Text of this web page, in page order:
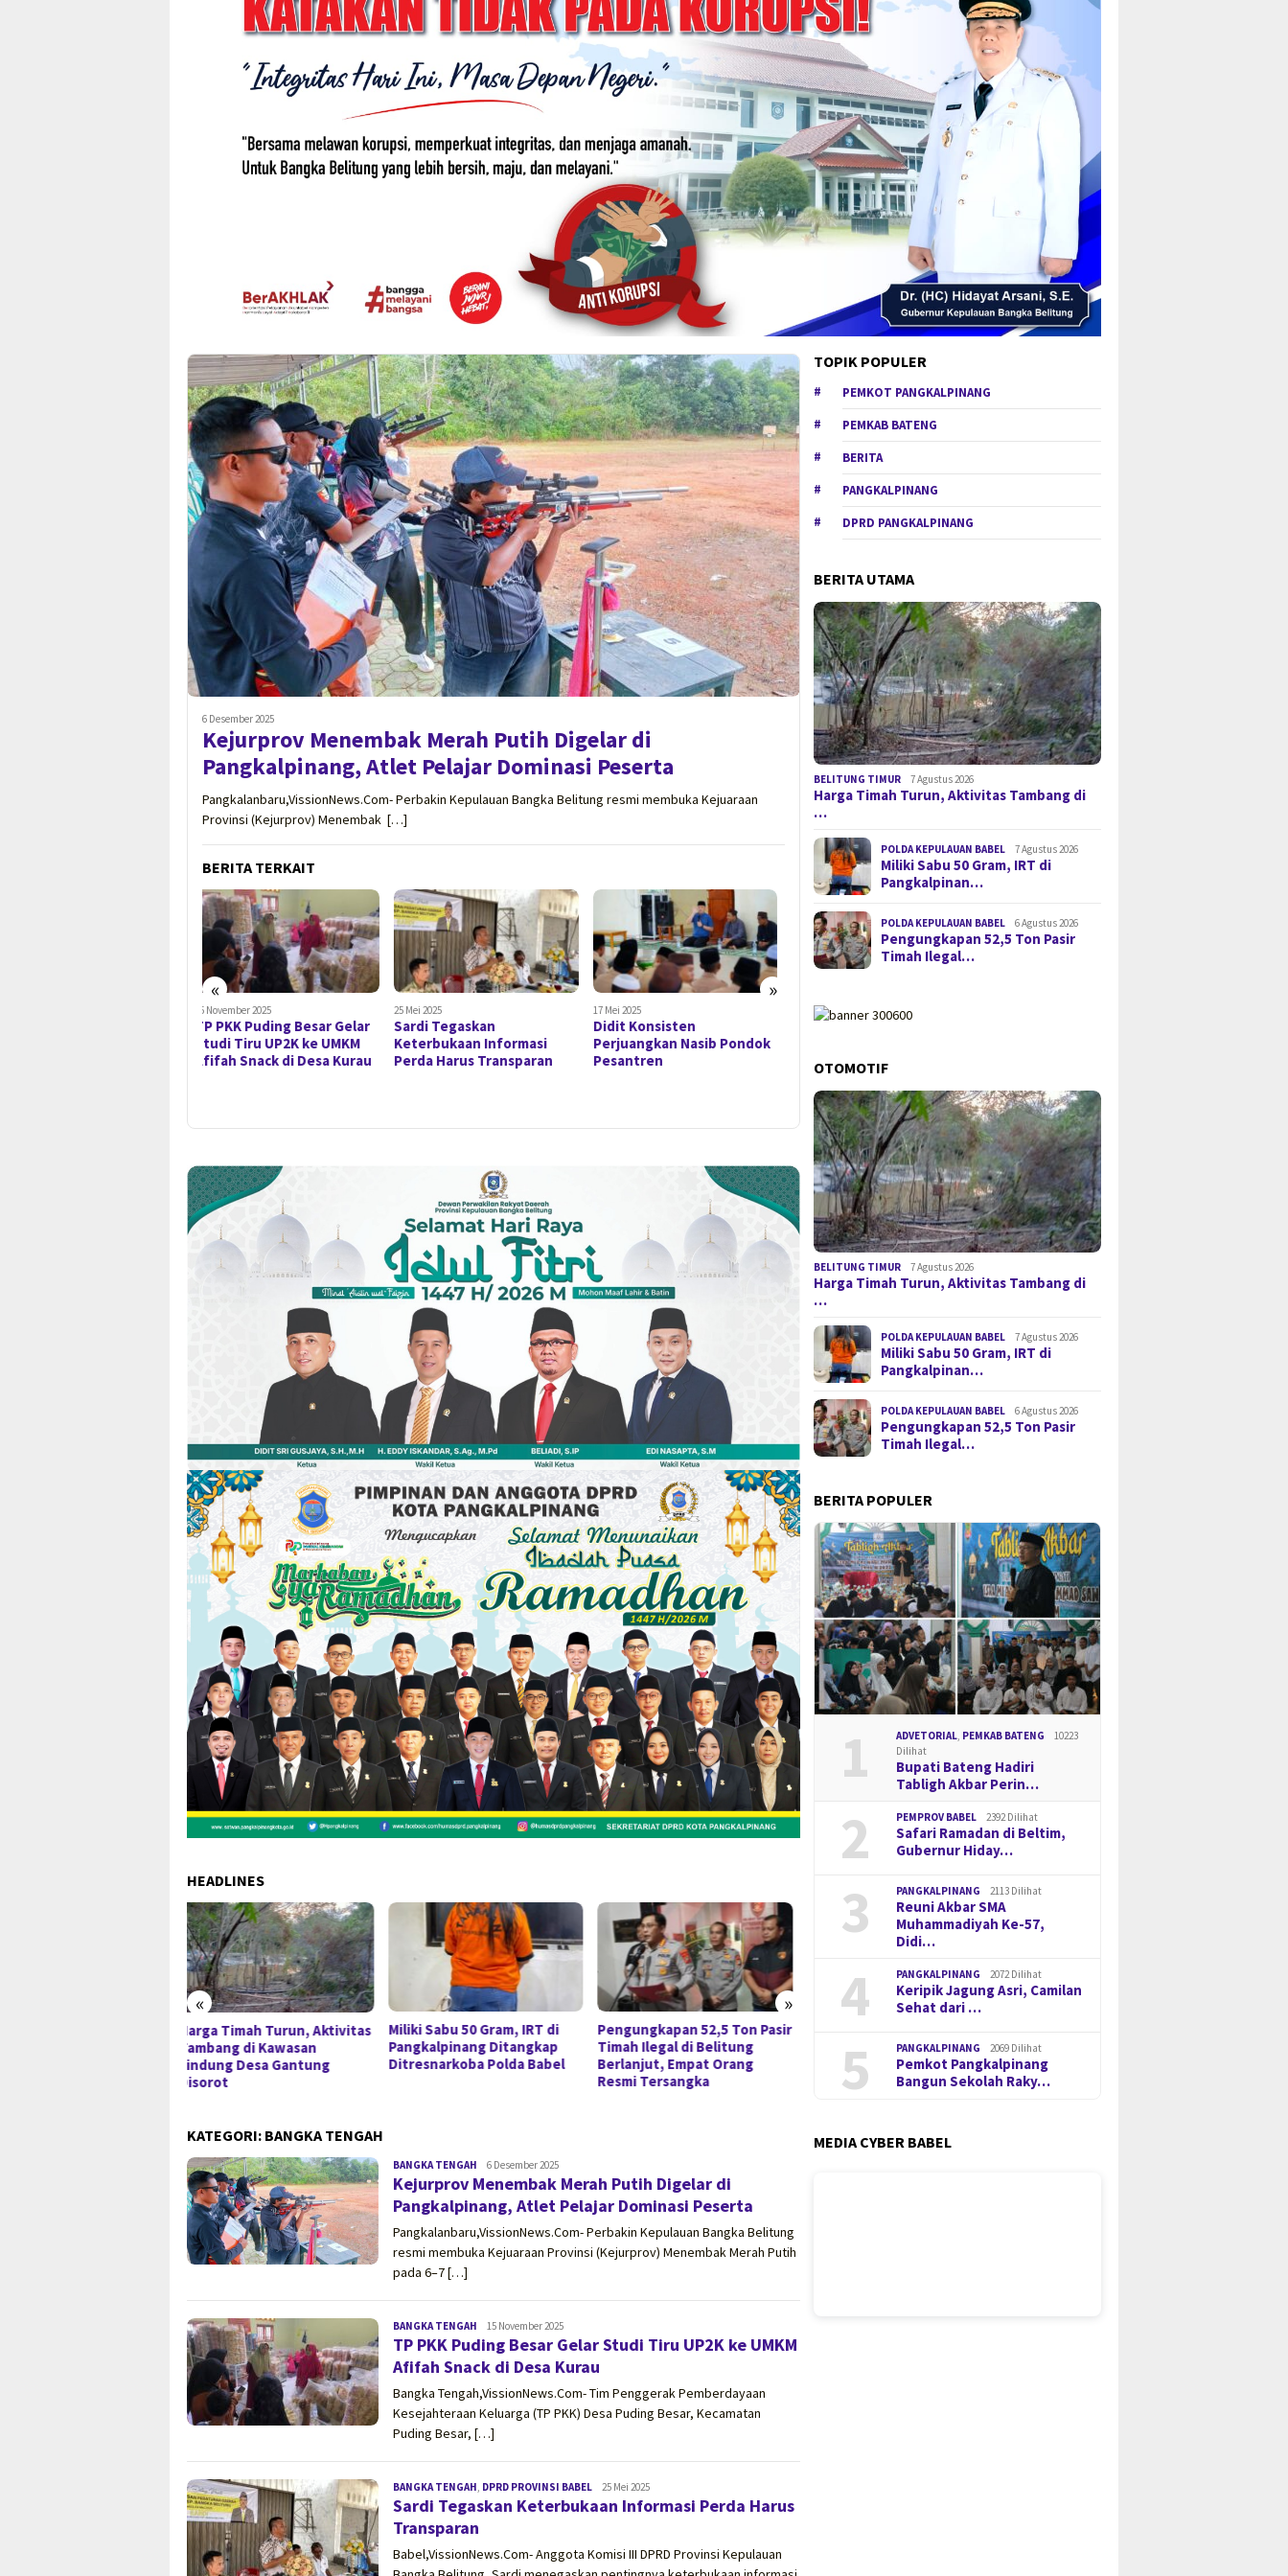
6 Desember 2025
Kejurprov Menembak Merah Putih Digelar di
Pangkalpinang, Atlet Pelajar Dominasi Peserta
Pangkalanbaru,VissionNews.Com- Perbakin Kepulauan Bangka Belitung resmi membuka Kejuaraan
Provinsi (Kejurprov) Menembak […]
BERITA TERKAIT
« »
25 Mei 2025
Sardi Tegaskan
Keterbukaan Informasi
Perda Harus Transparan
17 Mei 2025
Didit Konsisten
Perjuangkan Nasib Pondok
Pesantren
17 Mei 2025
Serap Aspirasi Warga
Sungaiselan, Mehoa:
Jangan Jadi Reses yang
Nur Koba
Persatuan Pensiunan
Indonesia Bateng
HEADLINES
« »
Miliki Sabu 50 Gram, IRT di
Pangkalpinang Ditangkap
Ditresnarkoba Polda Babel
Pengungkapan 52,5 Ton Pasir
Timah Ilegal di Belitung
Berlanjut, Empat Orang
Tinjau Program MBG 3B di
Pangkalpinang, Gubernur
Hidayat Tekankan Mutu Gizi
dan Ketepatan Sasaran
Berspekulasi, Kasus 53 Ton
Pasir Timah Ilegal Terus
Dikembangkan
Tambang di Kawasan
Lindung Desa Gantung
Disorot
KATEGORI: BANGKA TENGAH
BANGKA TENGAH vissionnews.com
6 Desember 2025
Kejurprov Menembak Merah Putih Digelar di
Pangkalpinang, Atlet Pelajar Dominasi Peserta
Pangkalanbaru,VissionNews.Com- Perbakin Kepulauan Bangka Belitung
resmi membuka Kejuaraan Provinsi (Kejurprov) Menembak Merah Putih
pada 6–7 […]
BANGKA TENGAH vissionnews.com
15 November 2025
TP PKK Puding Besar Gelar Studi Tiru UP2K ke UMKM
Afifah Snack di Desa Kurau
Bangka Tengah,VissionNews.Com- Tim Penggerak Pemberdayaan
Kesejahteraan Keluarga (TP PKK) Desa Puding Besar, Kecamatan
Puding Besar, […]
BANGKA TENGAH, DPRD PROVINSI BABEL vissionnews.com
25 Mei 2025
Sardi Tegaskan Keterbukaan Informasi Perda Harus
Transparan
Babel,VissionNews.Com- Anggota Komisi III DPRD Provinsi Kepulauan
TOPIK POPULER
PEMKOT PANGKALPINANG
PEMKAB BATENG
BERITA
PANGKALPINANG
DPRD PANGKALPINANG
BERITA UTAMA
BELITUNG TIMUR 7 Agustus 2026
Harga Timah Turun, Aktivitas Tambang di
…
POLDA KEPULAUAN BABEL 7 Agustus 2026
Miliki Sabu 50 Gram, IRT di
Pangkalpinan…
POLDA KEPULAUAN BABEL 6 Agustus 2026
Pengungkapan 52,5 Ton Pasir
Timah Ilegal…
OTOMOTIF
BELITUNG TIMUR 7 Agustus 2026
Harga Timah Turun, Aktivitas Tambang di
…
POLDA KEPULAUAN BABEL 7 Agustus 2026
Miliki Sabu 50 Gram, IRT di
Pangkalpinan…
POLDA KEPULAUAN BABEL 6 Agustus 2026
Pengungkapan 52,5 Ton Pasir
Timah Ilegal…
BERITA POPULER
1 ADVETORIAL, PEMKAB BATENG
10223
Dilihat
Bupati Bateng Hadiri
Tabligh Akbar Perin…
2 PEMPROV BABEL 2392 Dilihat
Safari Ramadan di Beltim,
Gubernur Hiday…
3 PANGKALPINANG 2113 Dilihat
Reuni Akbar SMA
Muhammadiyah Ke-57,
Didi…
4 PANGKALPINANG 2072 Dilihat
Keripik Jagung Asri, Camilan
Sehat dari …
5 PANGKALPINANG 2069 Dilihat
Pemkot Pangkalpinang
Bangun Sekolah Raky…
MEDIA CYBER BABEL